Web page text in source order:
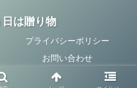
は贈り物
プライバシーポリシー
お問い合わせ
う日は贈り物.